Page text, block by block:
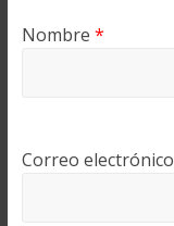
Nombre *
Correo electrónico